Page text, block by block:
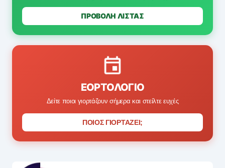
ΠΡΟΒΟΛΗ ΛΙΣΤΑΣ
ΕΟΡΤΟΛΌΓΙΟ
Δείτε ποιοι γιορτάζουν σήμερα και στείλτε ευχές
ΠΟΙΟΣ ΓΙΟΡΤΑΖΕΙ;